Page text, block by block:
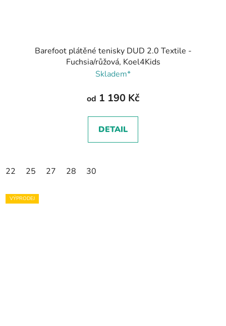
Barefoot plátěné tenisky DUD 2.0 Textile -
Fuchsia/růžová, Koel4Kids
Skladem*
od 1 190 Kč
DETAIL
22 25 27 28 30
VÝPRODEJ